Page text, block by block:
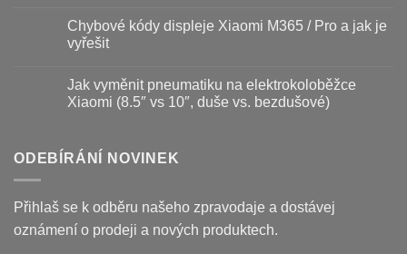
jak
prodloužit
životnost
vyměnit
brzdové
destičky
na
koloběžce
u
textu
s
poruchy
koloběžek
Kugoo
opravit
Chybové kódy displeje Xiaomi M365 / Pro a jak je
vyřešit
textu
s
displeje
Xiaomi
Pro
a
jak
je
Jak vyměnit pneumatiku na elektrokoloběžce
Xiaomi (8.5″ vs 10″, duše vs. bezdušové)
textu
s
vyměnit
pneumatiku
na
elektrokoloběžce
ODEBÍRÁNÍ NOVINEK
Přihlaš se k odběru našeho zpravodaje a dostávej
oznámení o prodeji a nových produktech.